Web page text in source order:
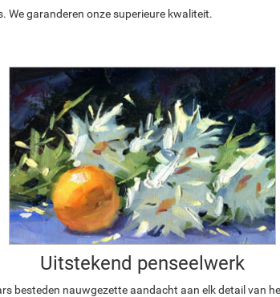
We garanderen onze superieure kwaliteit.
Uitstekend penseelwerk
besteden nauwgezette aandacht aan elk detail van